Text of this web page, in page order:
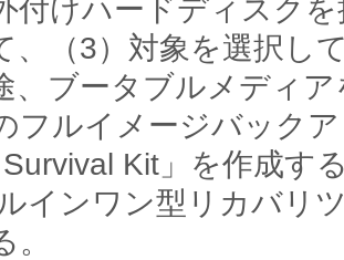
付けハードディスク
、（3）対象を選択し
、ブータブルメディ
フルイメージバック
Survival Kit」を作成す
インワン型リカバリ